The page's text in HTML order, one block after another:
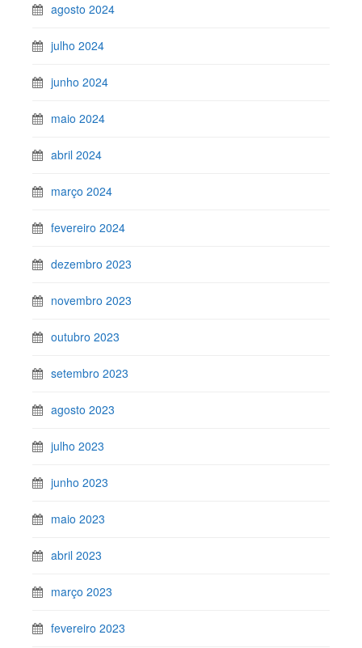
agosto 2024
julho 2024
junho 2024
maio 2024
abril 2024
março 2024
fevereiro 2024
dezembro 2023
novembro 2023
outubro 2023
setembro 2023
agosto 2023
julho 2023
junho 2023
maio 2023
abril 2023
março 2023
fevereiro 2023